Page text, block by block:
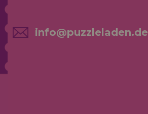
info@puzzleladen.de